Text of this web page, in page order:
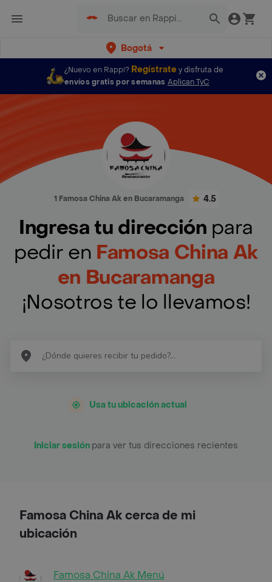
Bogotá
¿Nuevo en Rappi? Regístratey disfruta de
envíos gratis por semanas Aplican TyC
1 Famosa China Ak en Bucaramanga 4.5
Ingresa tu dirección para
pedir en Famosa China Ak
en Bucaramanga
¡Nosotros te lo llevamos!
Usa tu ubicación actual
Iniciar sesión para ver tus direcciones recientes
Famosa China Ak cerca de mi
ubicación
Famosa China Ak Menú